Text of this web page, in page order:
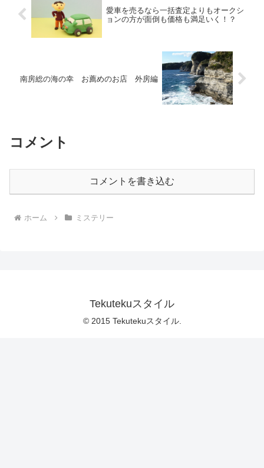
愛車を売るなら一括査定よりもオークシ
ョンの方が面倒も価格も満足いく！？
南房総の海の幸 お薦めのお店 外房編
コメント
コメントを書き込む
ホーム ミステリー
Tekutekuスタイル
© 2015 Tekutekuスタイル.